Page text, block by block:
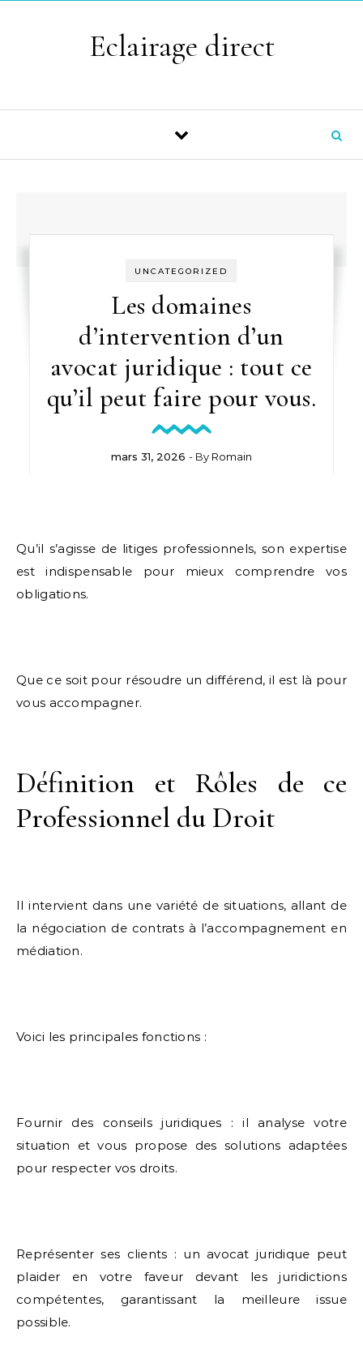
Eclairage direct
UNCATEGORIZED
Les domaines
d’intervention d’un
avocat juridique : tout ce
qu’il peut faire pour vous.
mars 31, 2026 - By Romain
Qu’il s’agisse de litiges professionnels, son expertise
est indispensable pour mieux comprendre vos
obligations.
Que ce soit pour résoudre un différend, il est là pour
vous accompagner.
Définition et Rôles de ce
Professionnel du Droit
Il intervient dans une variété de situations, allant de
la négociation de contrats à l’accompagnement en
médiation.
Voici les principales fonctions :
Fournir des conseils juridiques : il analyse votre
situation et vous propose des solutions adaptées
pour respecter vos droits.
Représenter ses clients : un avocat juridique peut
plaider en votre faveur devant les juridictions
compétentes, garantissant la meilleure issue
possible.